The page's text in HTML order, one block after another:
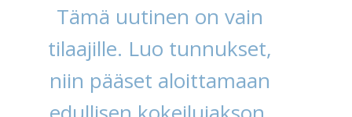
Tämä uutinen on vain
tilaajille. Luo tunnukset,
niin pääset aloittamaan